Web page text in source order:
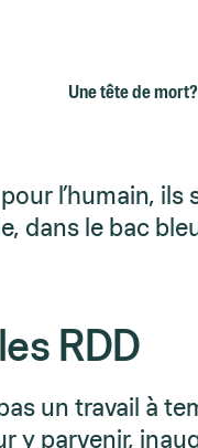
Une tête de
l’humain,
dans le bac
RDD
un travail à
y parvenir,